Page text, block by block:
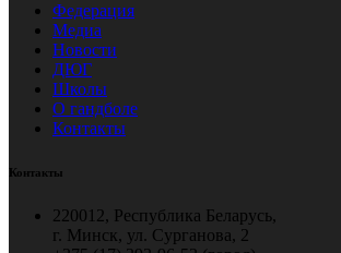
Федерация
Медиа
Новости
ДЮГ
Школы
О гандболе
Контакты
Контакты
220012, Республика Беларусь,
г. Минск, ул. Сурганова, 2